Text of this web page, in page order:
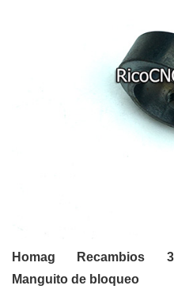
Homag Recambios
Manguito de bloqueo